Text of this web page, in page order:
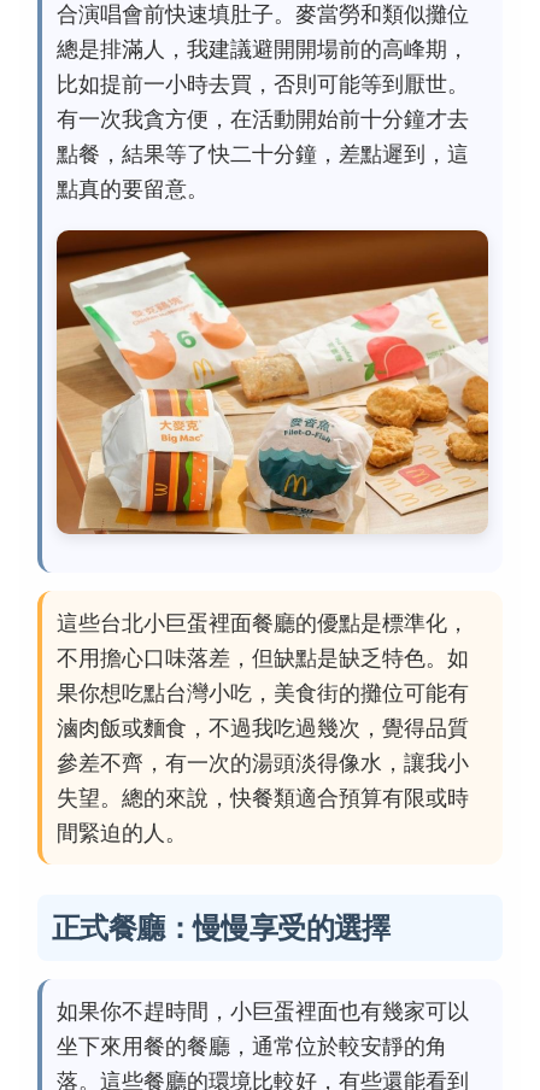
合演唱會前快速填肚子。麥當勞和類似攤位
總是排滿人，我建議避開開場前的高峰期，
比如提前一小時去買，否則可能等到厭世。
有一次我貪方便，在活動開始前十分鐘才去
點餐，結果等了快二十分鐘，差點遲到，這
點真的要留意。
這些台北小巨蛋裡面餐廳的優點是標準化，
不用擔心口味落差，但缺點是缺乏特色。如
果你想吃點台灣小吃，美食街的攤位可能有
滷肉飯或麵食，不過我吃過幾次，覺得品質
參差不齊，有一次的湯頭淡得像水，讓我小
失望。總的來說，快餐類適合預算有限或時
間緊迫的人。
正式餐廳：慢慢享受的選擇
如果你不趕時間，小巨蛋裡面也有幾家可以
坐下來用餐的餐廳，通常位於較安靜的角
落。這些餐廳的環境比較好，有些還能看到